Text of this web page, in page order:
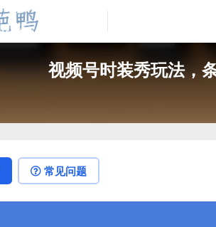
视频号时装秀玩法，
常见问题